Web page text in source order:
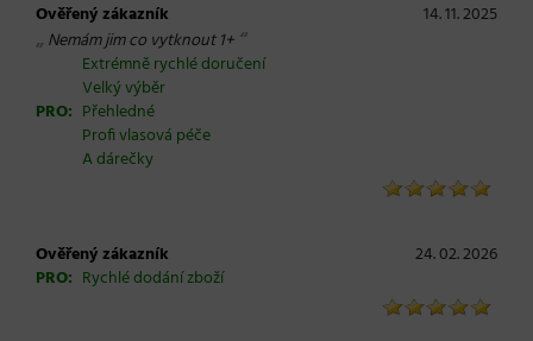
Ověřený zákazník 14. 11. 2025
„ Nemám jim co vytknout 1+ “
PRO:
Extrémně rychlé doručení
Velký výběr
Přehledné
Profi vlasová péče
A dárečky
Ověřený zákazník
24. 02. 2026
PRO: Rychlé dodání zboží